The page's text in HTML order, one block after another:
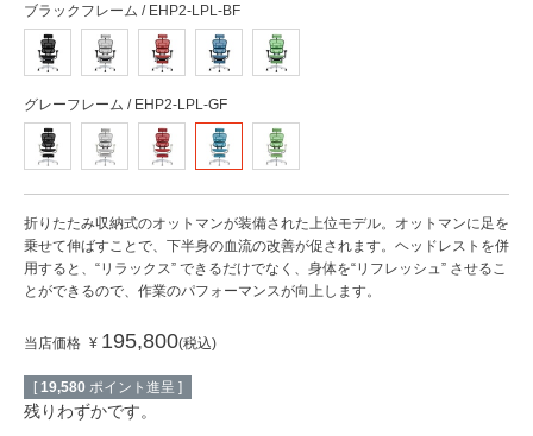
ブラックフレーム / EHP2-LPL-BF
グレーフレーム / EHP2-LPL-GF
折りたたみ収納式のオットマンが装備された上位モデル。オットマンに足を
乗せて伸ばすことで、下半身の血流の改善が促されます。ヘッドレストを併
用すると、“リラックス” できるだけでなく、身体を“リフレッシュ” させるこ
とができるので、作業のパフォーマンスが向上します。
当店価格 ¥ 195,800 税込
[ 19,580 ポイント進呈 ]
残りわずかです。